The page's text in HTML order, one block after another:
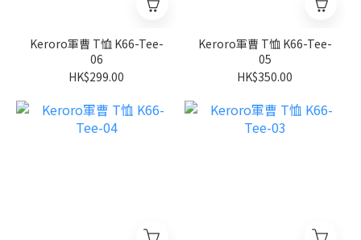
Keroro軍曹 T恤 K66-Tee-
06
HK$299.00
Keroro軍曹 T恤 K66-Tee-
05
HK$350.00